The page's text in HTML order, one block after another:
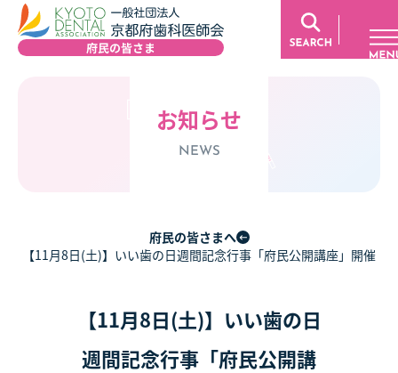
お知らせ
NEWS
府民の皆さまへ
【11月8日(土)】いい歯の日週間記念行事「府民公開講座」開催
【11月8日(土)】いい歯の日
週間記念行事「府民公開講